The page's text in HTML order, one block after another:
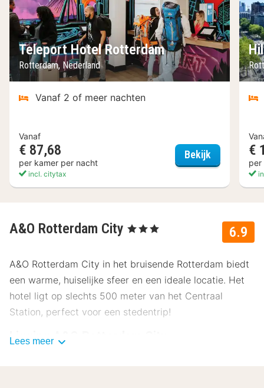
Teleport Hotel Rotterdam
Rotterdam, Nederland
Vanaf 2 of meer nachten
Vanaf
€ 87,68
per kamer per nacht
incl. citytax
Bekijk Teleport€
per
6.9
A&O Rotterdam City , 3 Sterren
A&O Rotterdam City in het bruisende Rotterdam biedt
een warme, huiselijke sfeer en een ideale locatie. Het
hotel ligt op slechts 500 meter van het Centraal
Station, perfect voor een stedentrip!
Ligging A&O Rotterdam City
Lees meer